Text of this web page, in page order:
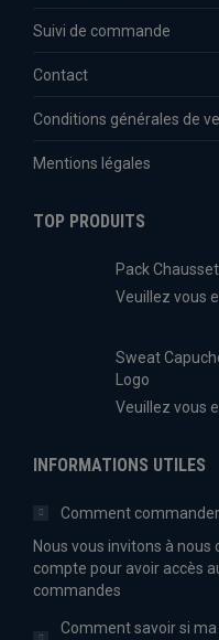
Suivi de commande
Contact
Conditions générales de
Mentions légales
TOP PRODUITS
Pack
Veuillez vous
Sweat
Logo
Veuillez vous
INFORMATIONS UTILES
Comment
Nous vous invitons à
compte pour avoir accès
commandes
Comment savoir si